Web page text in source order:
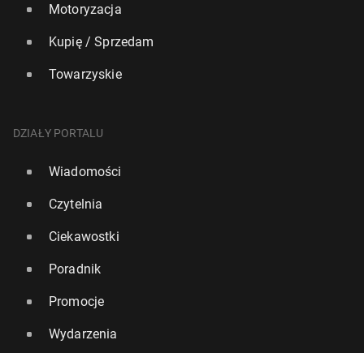
Motoryzacja
Kupię / Sprzedam
Towarzyskie
DZIAŁY PORTALU
Wiadomości
Czytelnia
Ciekawostki
Poradnik
Promocje
Wydarzenia